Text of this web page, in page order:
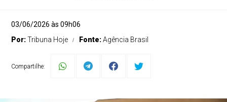
03/06/2026 às 09h06
Por:Tribuna Hoje Fonte:Agência Brasil
Compartilhe: